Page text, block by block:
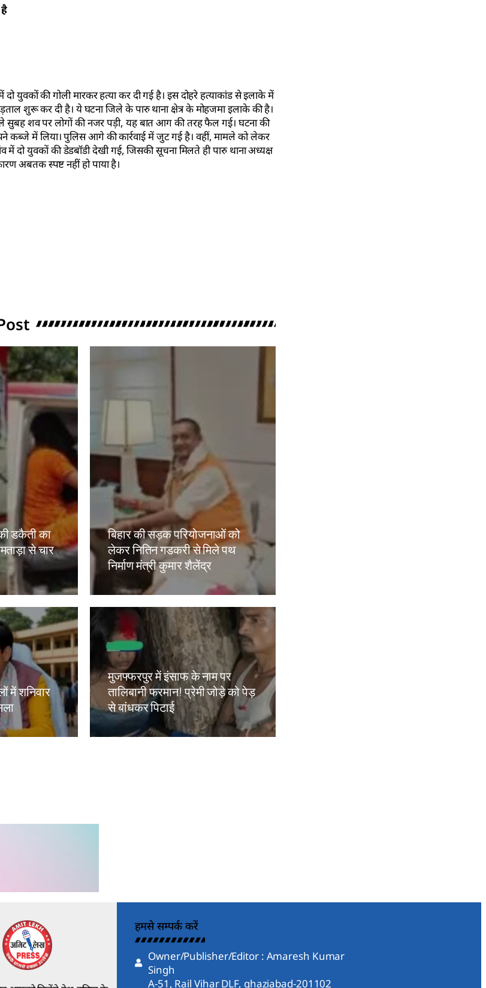
युवकों की गोली मारकर हत्या कर दी गई है। इस दोहरे हत्याकांड से इलाके में
शुरू कर दी है। ये घटना जिले के पारु थाना क्षेत्र के मोहजमा इलाके की है।
शव पर लोगों की नजर पड़ी, यह बात आग की तरह फैल गई। घटना की
कब्जे में लिया। पुलिस आगे की कार्रवाई में जुट गई है। वहीं, मामले को लेकर
में दो युवकों की डेडबॉडी देखी गई, जिसकी सूचना मिलते ही पारु थाना अध्यक्ष
अबतक स्पष्ट नहीं हो पाया है।
डकैती का
से चार
बिहार की सड़क परियोजनाओं को
लेकर नितिन गडकरी से मिले पथ
निर्माण मंत्री कुमार शैलेंद्र
Amit Lekh
में शनिवार
मुजफ्फरपुर में इंसाफ के नाम पर
तालिबानी फरमान! प्रेमी जोड़े को पेड़
से बांधकर पिटाई
Amit Lekh
हमसे सम्पर्क करें
Owner/Publisher/Editor : Amaresh Kumar
Singh
A-51, Rail Vihar DLF, ghaziabad-201102